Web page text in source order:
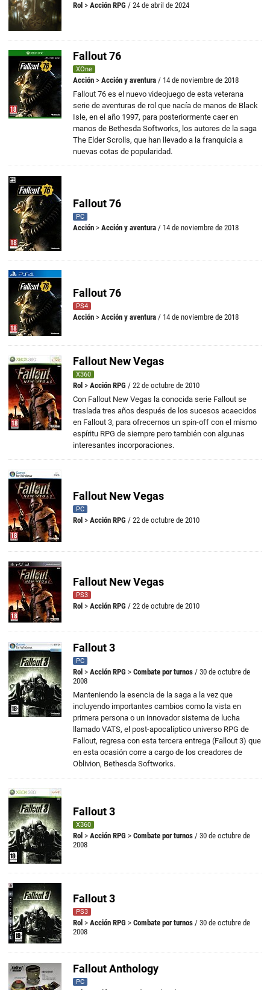
Rol > Acción RPG / 24 de abril de 2024
Fallout 76
XOne
Acción > Acción y aventura / 14 de noviembre de 2018
Fallout 76 es el nuevo videojuego de esta veterana
serie de aventuras de rol que nacía de manos de Black
Isle, en el año 1997, para posteriormente caer en
manos de Bethesda Softworks, los autores de la saga
The Elder Scrolls, que han llevado a la franquicia a
nuevas cotas de popularidad.
Fallout 76
PC
Acción > Acción y aventura / 14 de noviembre de 2018
Fallout 76
PS4
Acción > Acción y aventura / 14 de noviembre de 2018
Fallout New Vegas
X360
Rol > Acción RPG / 22 de octubre de 2010
Con Fallout New Vegas la conocida serie Fallout se
traslada tres años después de los sucesos acaecidos
en Fallout 3, para ofrecernos un spin-off con el mismo
espíritu RPG de siempre pero también con algunas
interesantes incorporaciones.
Fallout New Vegas
PC
Rol > Acción RPG / 22 de octubre de 2010
Fallout New Vegas
PS3
Rol > Acción RPG / 22 de octubre de 2010
Fallout 3
PC
Rol > Acción RPG > Combate por turnos / 30 de octubre de
2008
Manteniendo la esencia de la saga a la vez que
incluyendo importantes cambios como la vista en
primera persona o un innovador sistema de lucha
llamado VATS, el post-apocalíptico universo RPG de
Fallout, regresa con esta tercera entrega (Fallout 3) que
en esta ocasión corre a cargo de los creadores de
Oblivion, Bethesda Softworks.
Fallout 3
X360
Rol > Acción RPG > Combate por turnos / 30 de octubre de
2008
Fallout 3
PS3
Rol > Acción RPG > Combate por turnos / 30 de octubre de
2008
Fallout Anthology
PC